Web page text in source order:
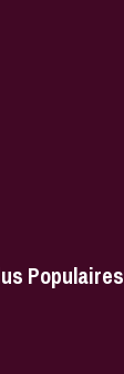
Populaires